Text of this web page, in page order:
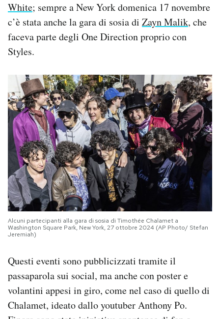
White; sempre a New York domenica 17 novembre
c’è stata anche la gara di sosia di Zayn Malik, che
faceva parte degli One Direction proprio con
Styles.
Alcuni partecipanti alla gara di sosia di Timothée Chalamet a
Washington Square Park, New York, 27 ottobre 2024 (AP Photo/ Stefan
Jeremiah)
Questi eventi sono pubblicizzati tramite il
passaparola sui social, ma anche con poster e
volantini appesi in giro, come nel caso di quello di
Chalamet, ideato dallo youtuber Anthony Po.